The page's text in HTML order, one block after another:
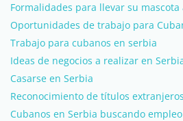
Formalidades para llevar su mascota
Oportunidades de trabajo para
Trabajo para cubanos en serbia
Ideas de negocios a realizar en
Casarse en Serbia
Reconocimiento de títulos
Cubanos en Serbia buscando empleo